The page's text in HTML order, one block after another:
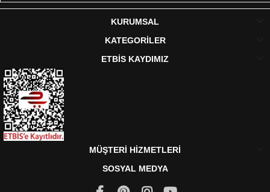
KURUMSAL
KATEGORİLER
ETBİS KAYDIMIZ
MÜŞTERİ HİZMETLERİ
SOSYAL MEDYA